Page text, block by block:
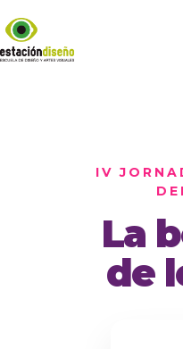
IV
La
de